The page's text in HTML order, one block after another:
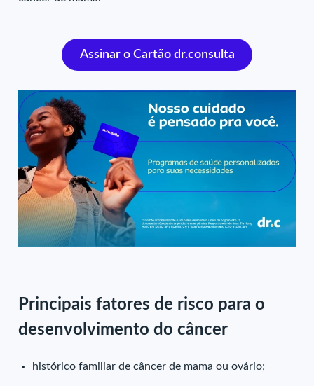
Assinar o Cartão dr.consulta
Principais fatores de risco para o
desenvolvimento do câncer
histórico familiar de câncer de mama ou ovário;